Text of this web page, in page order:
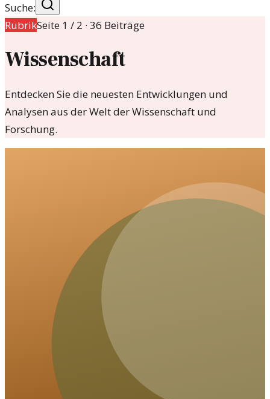
Suche:
RubrikSeite 1 / 2 · 36 Beiträge
Wissenschaft
Entdecken Sie die neuesten Entwicklungen und
Analysen aus der Welt der Wissenschaft und
Forschung.